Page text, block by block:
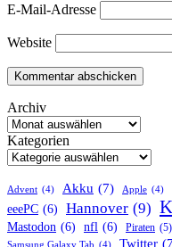
E-Mail-Adresse
Website
Archiv
Kategorien
Advent (4) Akku (7) Apple (4)
eeePC (6) Hannover (9)
Mastodon (6) nfl (6) Piraten (5)
Samsung Galaxy Tab (4) Twitter